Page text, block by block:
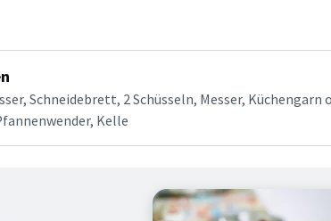
Schneidebrett, 2 Schüsseln, Messer, Küchengarn
Kelle